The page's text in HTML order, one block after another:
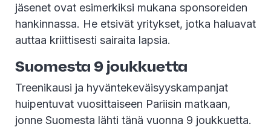
jäsenet ovat esimerkiksi mukana sponsoreiden
hankinnassa. He etsivät yritykset, jotka haluavat
auttaa kriittisesti sairaita lapsia.
Suomesta 9 joukkuetta
Treenikausi ja hyväntekeväisyyskampanjat
huipentuvat vuosittaiseen Pariisin matkaan,
jonne Suomesta lähti tänä vuonna 9 joukkuetta.